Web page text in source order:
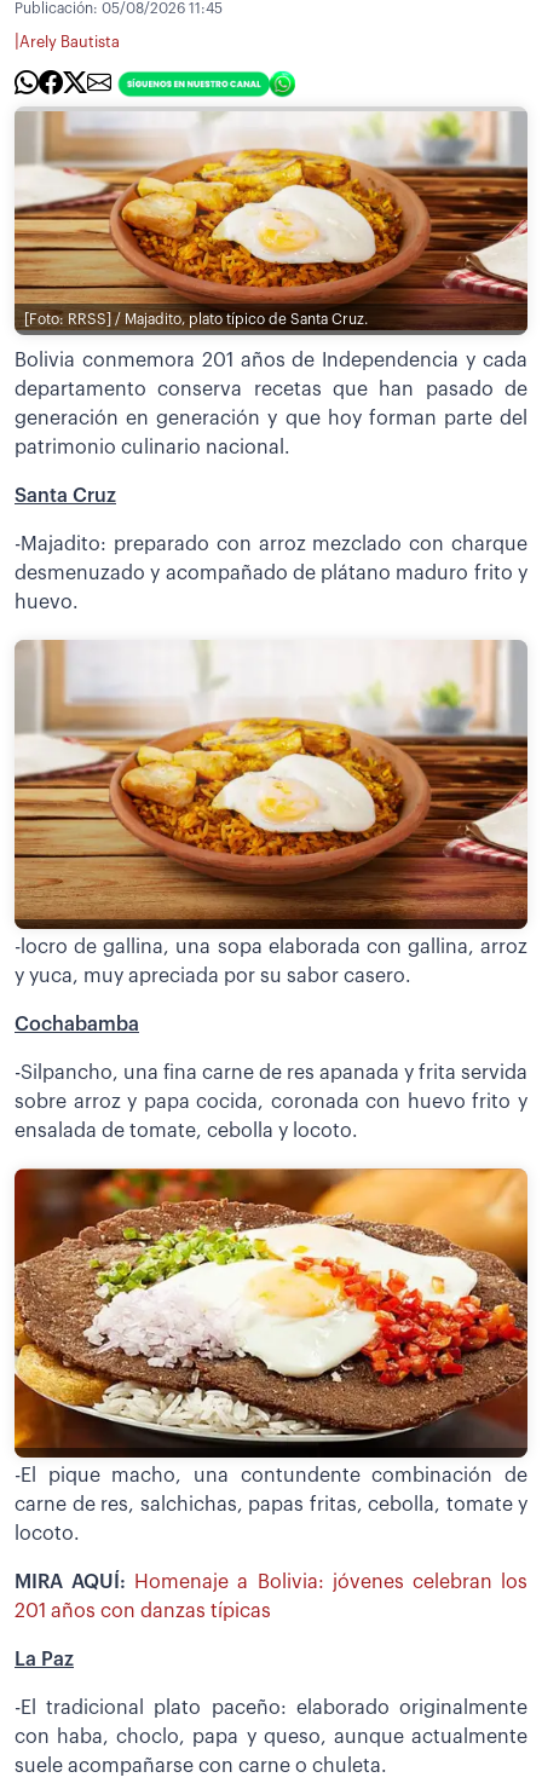
Publicación: 05/08/2026 11:45
Arely Bautista
[Foto: RRSS] / Majadito, plato típico de Santa Cruz.
Bolivia conmemora 201 años de Independencia y cada
departamento conserva recetas que han pasado de
generación en generación y que hoy forman parte del
patrimonio culinario nacional.
Santa Cruz
-Majadito: preparado con arroz mezclado con charque
desmenuzado y acompañado de plátano maduro frito y
huevo.
-locro de gallina, una sopa elaborada con gallina, arroz
y yuca, muy apreciada por su sabor casero.
Cochabamba
-Silpancho, una fina carne de res apanada y frita servida
sobre arroz y papa cocida, coronada con huevo frito y
ensalada de tomate, cebolla y locoto.
-El pique macho, una contundente combinación de
carne de res, salchichas, papas fritas, cebolla, tomate y
locoto.
MIRA AQUÍ:
Homenaje a Bolivia: jóvenes celebran los
201 años con danzas típicas
La Paz
-El tradicional plato paceño: elaborado originalmente
con haba, choclo, papa y queso, aunque actualmente
suele acompañarse con carne o chuleta.